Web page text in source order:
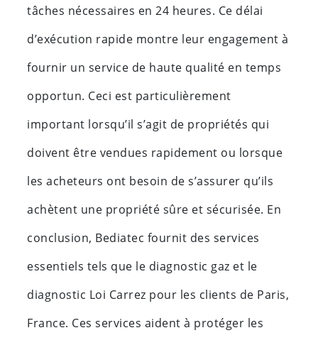
tâches nécessaires en 24 heures. Ce délai
d’exécution rapide montre leur engagement à
fournir un service de haute qualité en temps
opportun. Ceci est particulièrement
important lorsqu’il s’agit de propriétés qui
doivent être vendues rapidement ou lorsque
les acheteurs ont besoin de s’assurer qu’ils
achètent une propriété sûre et sécurisée. En
conclusion, Bediatec fournit des services
essentiels tels que le diagnostic gaz et le
diagnostic Loi Carrez pour les clients de Paris,
France. Ces services aident à protéger les